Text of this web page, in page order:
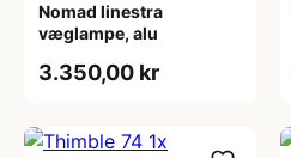
Nomad linestra
væglampe, alu
3.350,00 kr